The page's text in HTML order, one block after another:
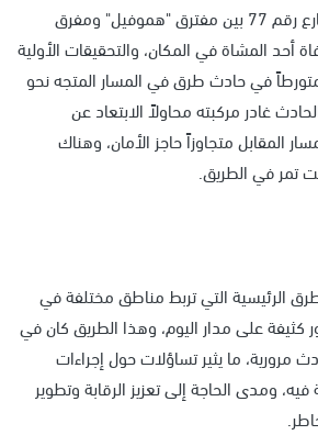
وقع حادث طرق على شارع رقم 77 بين مفترق "هموفيل" ومفرق
أحد المشاة في المكان، والتحقيقات الأولية
في حادث طرق في المسار المتجه نحو
غادر مركبته محاولاً الابتعاد عن
المقابل متجاوزاً حاجز الأمان، وهناك
تمر في الطريق.
رقم 77 من الطرق الرئيسية التي تربط مناطق مختلفة في
كثيفة على مدار اليوم، وهذا الطريق كان في
مرورية، ما يثير تساؤلات حول إجراءات
فيه، ومدى الحاجة إلى تعزيز الرقابة وتطوير